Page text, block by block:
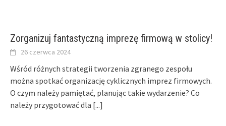
Zorganizuj fantastyczną imprezę firmową w stolicy!
26 czerwca 2024
Wśród różnych strategii tworzenia zgranego zespołu
można spotkać organizację cyklicznych imprez firmowych.
O czym należy pamiętać, planując takie wydarzenie? Co
należy przygotować dla [...]